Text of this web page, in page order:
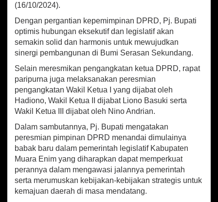
u
p
a
t
O
p
t
m
i
s
H
u
b
u
n
g
a
(16/10/2024).
Dengan pergantian kepemimpinan DPRD, Pj. Bupati
optimis hubungan eksekutif dan legislatif akan
semakin solid dan harmonis untuk mewujudkan
sinergi pembangunan di Bumi Serasan Sekundang.
Selain meresmikan pengangkatan ketua DPRD, rapat
paripurna juga melaksanakan peresmian
pengangkatan Wakil Ketua I yang dijabat oleh
Hadiono, Wakil Ketua II dijabat Liono Basuki serta
Wakil Ketua III dijabat oleh Nino Andrian.
Dalam sambutannya, Pj. Bupati mengatakan
peresmian pimpinan DPRD menandai dimulainya
babak baru dalam pemerintah legislatif Kabupaten
Muara Enim yang diharapkan dapat memperkuat
perannya dalam mengawasi jalannya pemerintah
serta merumuskan kebijakan-kebijakan strategis untuk
kemajuan daerah di masa mendatang.